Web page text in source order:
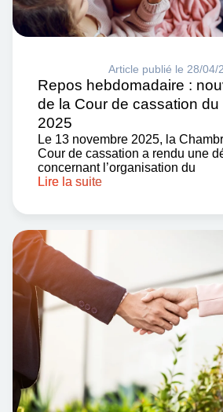
Article publié le 28/04/
Repos hebdomadaire :
de la Cour de cassation
2025
Le 13 novembre 2025, la
Cour de cassation a rendu une
concernant l’organisation du
Lire la suite